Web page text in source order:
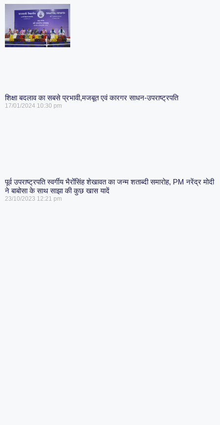
शिक्षा बदलाव का सबसे प्रभावी,मजबूत एवं कारगर साधन-उपराष्ट्रपति
17/01/2024 10:30 pm
पूर्व उपराष्ट्रपति स्वर्गीय भैरोंसिंह शेखावत का जन्म शताब्दी समारोह, PM नरेंद्र मोदी
ने बाबोसा के साथ साझा की कुछ खास यादें
23/10/2023 12:21 pm